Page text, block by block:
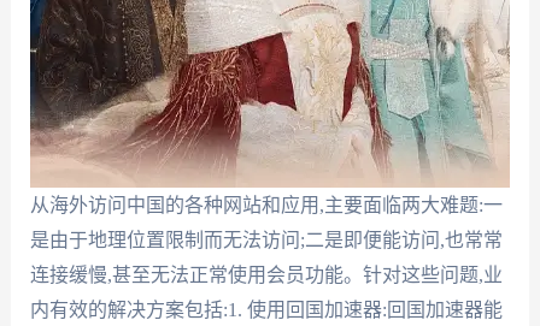
从海外访问中国的各种网站和应用,主要面临两大难题:一
是由于地理位置限制而无法访问;二是即便能访问,也常常
连接缓慢,甚至无法正常使用会员功能。针对这些问题,业
内有效的解决方案包括:1. 使用回国加速器:回国加速器能